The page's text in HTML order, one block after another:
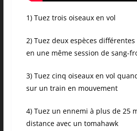
1) Tuez trois oiseaux en vol
2) Tuez deux espèces différentes
en une même session de sang-
3) Tuez cinq oiseaux en vol
sur un train en mouvement
4) Tuez un ennemi à plus de 25
distance avec un tomahawk